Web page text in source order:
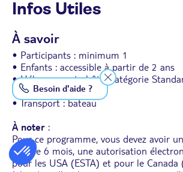
Infos Utiles
À savoir
• Participants : minimum 1
• Enfants : accessible à partir de 2 ans
• Hébergement : hôtel catégorie
navire MSC Poesia
• Transport : bateau
À noter :
Pour ce programme, vous devez avoir
valable 6 mois, une autorisation
pour les USA (ESTA) et pour le Canada
Besoin d'aide ?